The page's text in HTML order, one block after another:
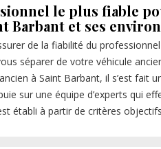
le plus fiable
Barbant et ses
de la fiabilité du
séparer de votre véhicule
à Saint Barbant, il s’est fait
sur une équipe d’experts qui
établi à partir de critères